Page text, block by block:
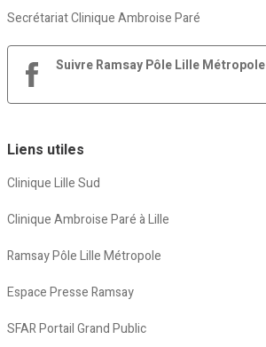
Secrétariat Clinique Ambroise Paré
Suivre Ramsay Pôle Lille Métropole
Liens utiles
Clinique Lille Sud
Clinique Ambroise Paré à Lille
Ramsay Pôle Lille Métropole
Espace Presse Ramsay
SFAR Portail Grand Public